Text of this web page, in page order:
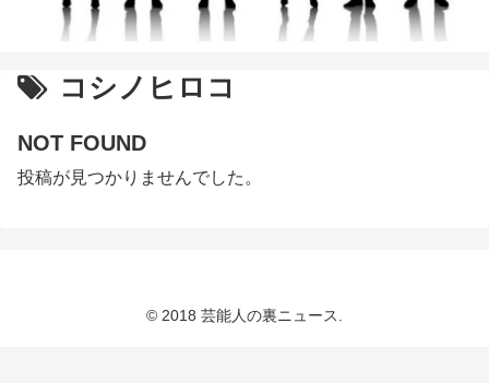
コシノヒロコ
NOT FOUND
投稿が見つかりませんでした。
© 2018 芸能人の裏ニュース.